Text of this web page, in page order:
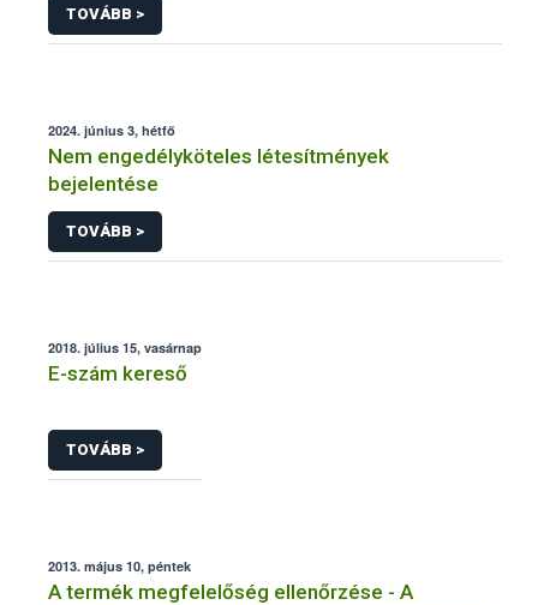
TOVÁBB >
2024. június 3, hétfő
Nem engedélyköteles létesítmények
bejelentése
TOVÁBB >
2018. július 15, vasárnap
E-szám kereső
TOVÁBB >
2013. május 10, péntek
A termék megfelelőség ellenőrzése - A